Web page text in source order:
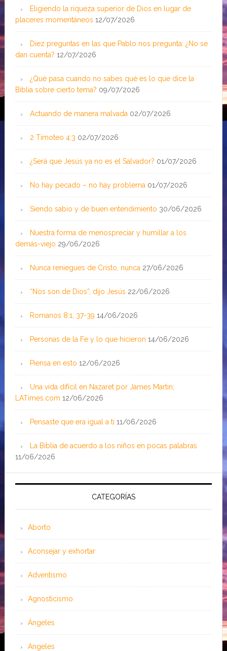
Eligiendo la riqueza superior de Dios en lugar de
placeres momentáneos 12/07/2026
Diez preguntas en las que Pablo nos pregunta: ¿No se
dan cuenta? 12/07/2026
¿Qué pasa cuando no sabes qué es lo que dice la
Biblia sobre cierto tema? 09/07/2026
Actuando de manera malvada 02/07/2026
2 Timoteo 4:3 02/07/2026
¿Será que Jesús ya no es el Salvador? 01/07/2026
No hay pecado – no hay problema 01/07/2026
Siendo sabio y de buen entendimiento 30/06/2026
Nuestra forma de menospreciar y humillar a los
demás-viejo 29/06/2026
Nunca reniegues de Cristo, nunca 27/06/2026
“Nos son de Dios”, dijo Jesús 22/06/2026
Romanos 8:1, 37-39 14/06/2026
Personas de la Fe y lo que hicieron 14/06/2026
Piensa en esto 12/06/2026
Una vida difícil en Nazaret por James Martin;
LATimes.com 12/06/2026
Pensaste que era igual a ti 11/06/2026
La Biblia de acuerdo a los niños en pocas palabras
11/06/2026
CATEGORÍAS
Aborto
Aconsejar y exhortar
Adventismo
Agnosticismo
Ángeles
Angeles